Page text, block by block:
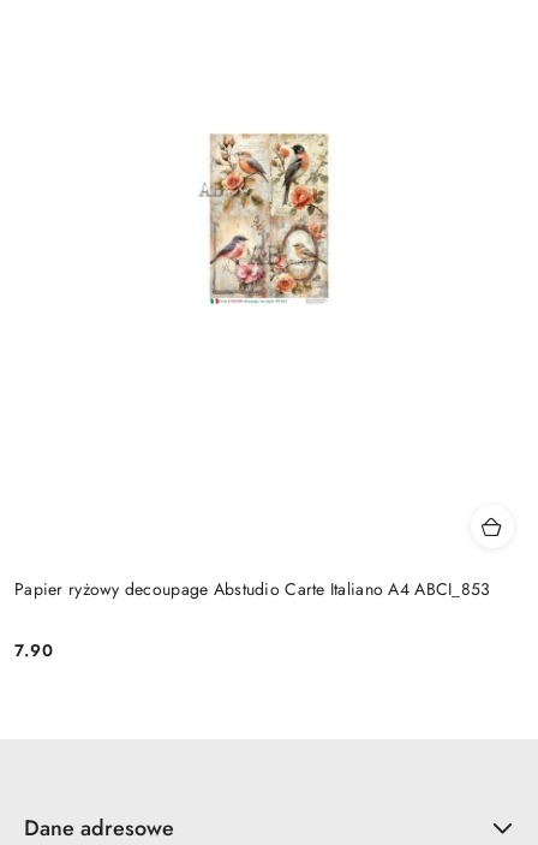
Papier ryżowy decoupage Abstudio Carte Italiano A4 ABCI_853
Cena:
7.90
Dane adresowe